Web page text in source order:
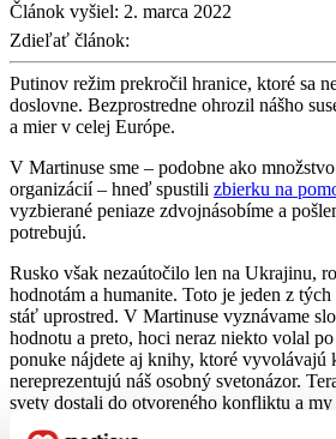
Článok vyšiel: 2. marca 2022
Zdieľať článok:
Putinov režim prekročil hranice, ktoré sa
doslovne. Bezprostredne ohrozil nášho
a mier v celej Európe.
V Martinuse sme – podobne ako
organizácií – hneď spustili zbierku na
vyzbierané peniaze zdvojnásobíme a
potrebujú.
Rusko však nezaútočilo len na Ukrajinu,
hodnotám a humanite. Toto je jeden z
stáť uprostred. V Martinuse vyznávame
hodnotu a preto, hoci neraz niekto volal
ponuke nájdete aj knihy, ktoré vyvolávajú
nereprezentujú náš osobný svetonázor.
svety dostali do otvoreného konfliktu a